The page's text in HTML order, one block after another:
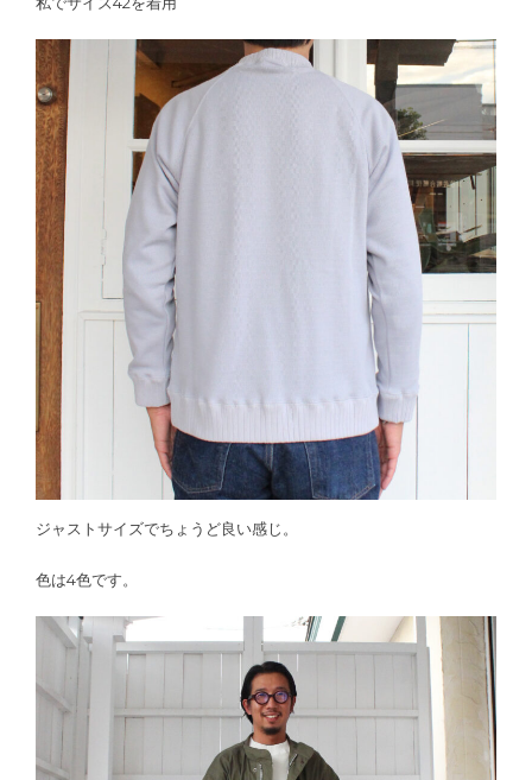
ジャストサイズでちょうど良い感じ。
色は4色です。